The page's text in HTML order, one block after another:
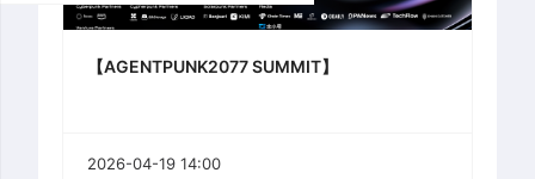
【AGENTPUNK2077 SUMMIT】
2026-04-19 14:00